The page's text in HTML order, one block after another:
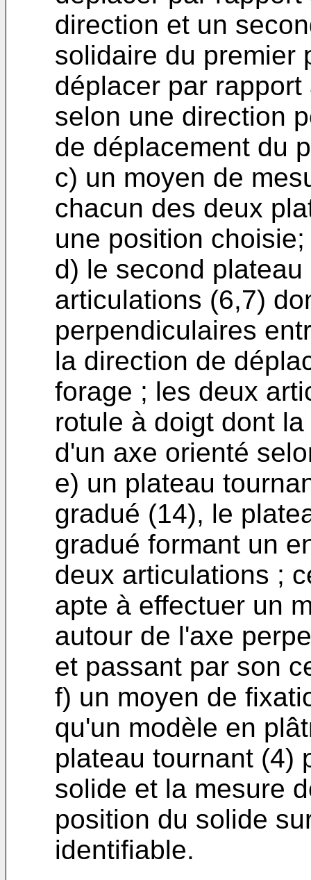
direction et un
solidaire du premier
déplacer par
selon une direction
de déplacement du
c) un moyen de
chacun des deux
une position choisie;
d) le second
articulations (6,7)
perpendiculaires
la direction de
forage ; les deux
rotule à doigt dont
d'un axe orienté
e) un plateau
gradué (14), le
gradué formant un
deux articulations ;
apte à effectuer un
autour de l'axe
et passant par son
f) un moyen de
qu'un modèle en
plateau tournant (4)
solide et la mesure
position du solide
identifiable.